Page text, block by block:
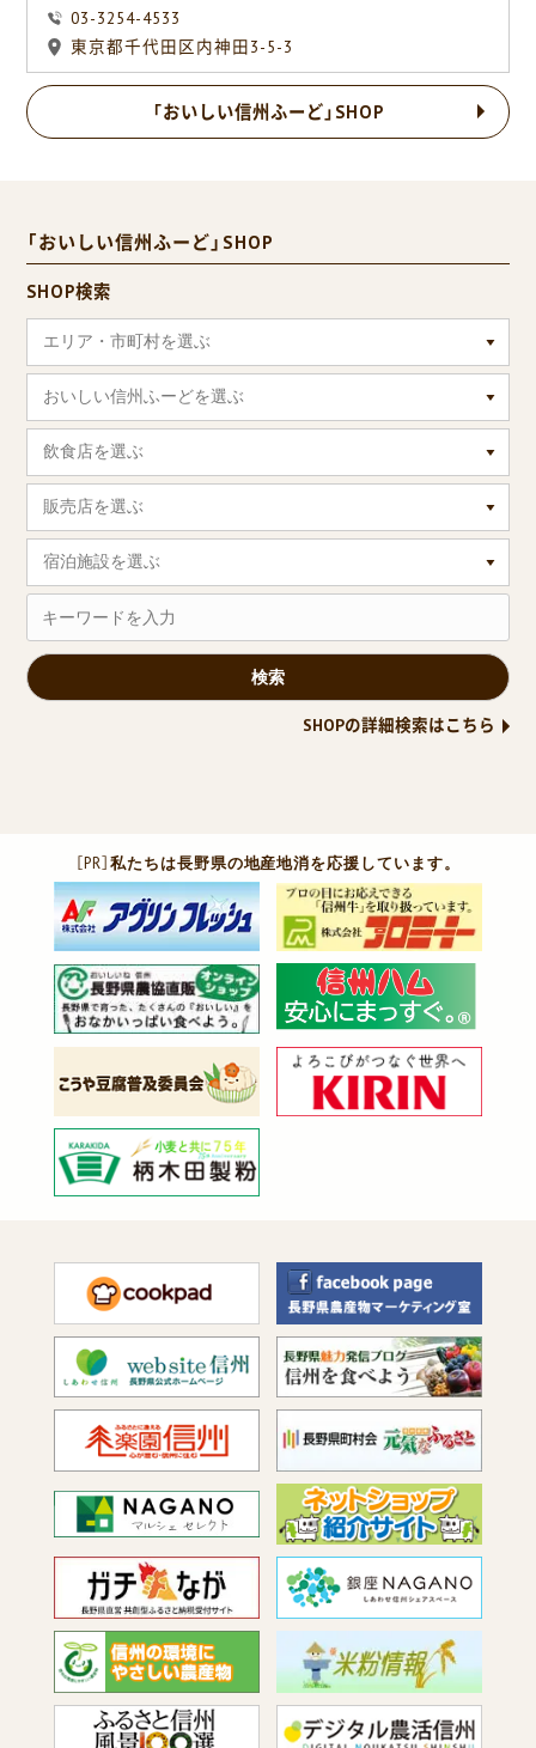
03-3254-4533
東京都千代田区内神田3-5-3
「おいしい信州ふーど」SHOP
「おいしい信州ふーど」SHOP
SHOP検索
エリア・市町村を選ぶ
おいしい信州ふーどを選ぶ
飲食店を選ぶ
販売店を選ぶ
宿泊施設を選ぶ
SHOPの詳細検索はこちら
［PR］私たちは長野県の地産地消を応援しています。